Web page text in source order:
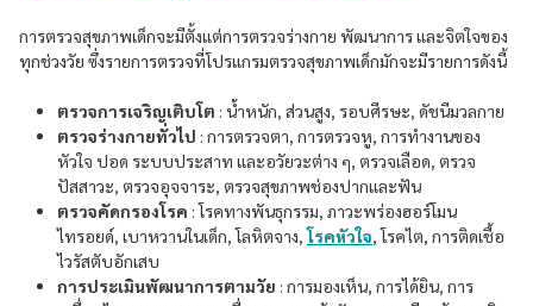
การตรวจสุขภาพเด็กจะมีตั้งแต่การตรวจร่างกาย พัฒนาการ และจิตใจของ
ทุกช่วงวัย ซึ่งรายการตรวจที่โปรแกรมตรวจสุขภาพเด็กมักจะมีรายการดังนี้
ตรวจการเจริญเติบโต : น้ำหนัก, ส่วนสูง, รอบศีรษะ, ดัชนีมวลกาย
ตรวจร่างกายทั่วไป : การตรวจตา, การตรวจหู, การทำงานของ
หัวใจ ปอด ระบบประสาท และอวัยวะต่าง ๆ, ตรวจเลือด, ตรวจ
ปัสสาวะ, ตรวจอุจจาระ, ตรวจสุขภาพช่องปากและฟัน
ตรวจคัดกรองโรค : โรคทางพันธุกรรม, ภาวะพร่องฮอร์โมน
ไทรอยด์, เบาหวานในเด็ก, โลหิตจาง,โรคหัวใจ, โรคไต, การติดเชื้อ
ไวรัสตับอักเสบ
การประเมินพัฒนาการตามวัย : การมองเห็น, การได้ยิน, การ